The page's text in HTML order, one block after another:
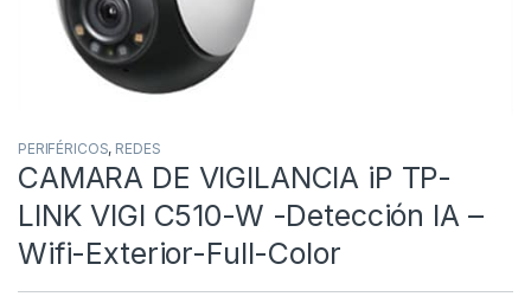
PERIFÉRICOS, REDES
CAMARA DE VIGILANCIA iP TP-
LINK VIGI C510-W -Detección IA –
Wifi-Exterior-Full-Color